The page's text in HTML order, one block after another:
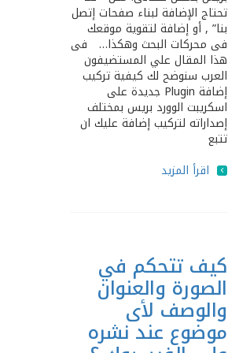
تحتاج الإضافة لبناء صفحات إتصل
بنا” , أو إضافة لتقوية موقعك
فى محركات البحث وهكذا… فى
هذا المقال علي المستضيفون
العرب سنوضح لك كيفية تركيب
إضافة Plugin جديدة على
اسكريبت الوورد بريس بمختلف
إصداراته لتركيب إضافة عليك ان
تتبع
اقرأ المزيد
كيف تتحكم في
الصورة والعنوان
والوصف لأى
موضوع عند نشره